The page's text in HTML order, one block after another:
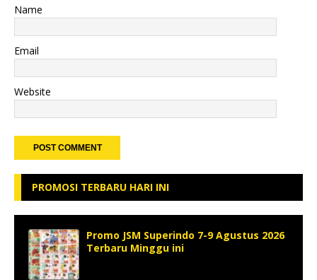
Name
Email
Website
PROMOSI TERBARU HARI INI
Promo JSM Superindo 7-9 Agustus 2026
Terbaru Minggu ini